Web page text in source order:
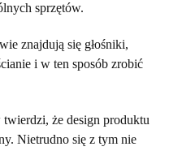
sprzętów.
znajdują się głośniki,
i w ten sposób zrobić
że design produktu
Nietrudno się z tym nie